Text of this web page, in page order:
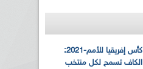
كأس إفريقيا للأمم-2021:
الكاف تسمح لكل منتخب